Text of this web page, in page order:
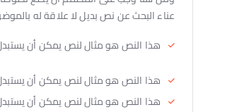
عناء البحث عن نص بديل لا علاقة له
هذا النص هو مثال لنص يمكن أن
هذا النص هو مثال لنص يمكن أن
هذا النص هو مثال لنص يمكن أن